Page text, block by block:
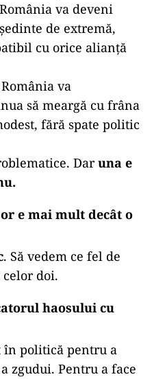
va deveni
de extremă,
cu orice alianță
va
să meargă cu frâna
fără spate politic
Daruna e
e mai mult decât o
. Să vedem ce fel de
doi.
haosului cu
în politică pentru a
zgudui. Pentru a face